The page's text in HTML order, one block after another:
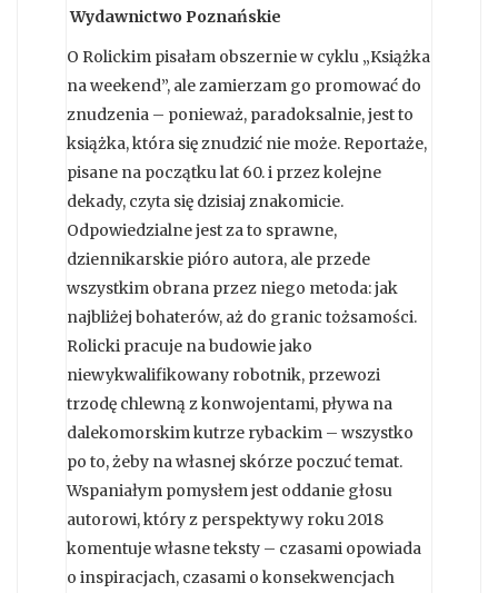
Wydawnictwo Poznańskie
O Rolickim pisałam obszernie w cyklu „Książka
na weekend”, ale zamierzam go promować do
znudzenia – ponieważ, paradoksalnie, jest to
książka, która się znudzić nie może. Reportaże,
pisane na początku lat 60. i przez kolejne
dekady, czyta się dzisiaj znakomicie.
Odpowiedzialne jest za to sprawne,
dziennikarskie pióro autora, ale przede
wszystkim obrana przez niego metoda: jak
najbliżej bohaterów, aż do granic tożsamości.
Rolicki pracuje na budowie jako
niewykwalifikowany robotnik, przewozi
trzodę chlewną z konwojentami, pływa na
dalekomorskim kutrze rybackim – wszystko
po to, żeby na własnej skórze poczuć temat.
Wspaniałym pomysłem jest oddanie głosu
autorowi, który z perspektywy roku 2018
komentuje własne teksty – czasami opowiada
o inspiracjach, czasami o konsekwencjach